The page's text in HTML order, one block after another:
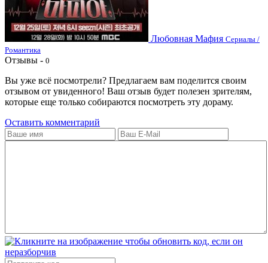
Любовная Мафия Сериалы /
Романтика
Отзывы - 0
Вы уже всё посмотрели? Предлагаем вам поделится своим
отзывом от увиденного! Ваш отзыв будет полезен зрителям,
которые еще только собираются посмотреть эту дораму.
Оставить комментарий